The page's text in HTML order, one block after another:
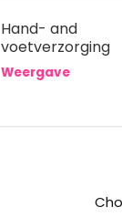
Hand- and
voetverzorging
Weergave